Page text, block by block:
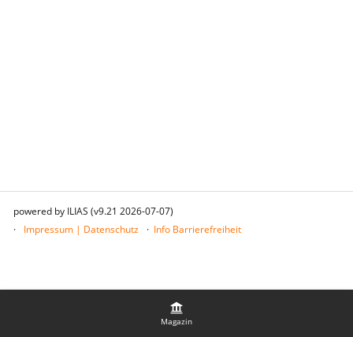
Magazin
powered by ILIAS (v9.21 2026-07-07)
Impressum | Datenschutz
Info Barrierefreiheit